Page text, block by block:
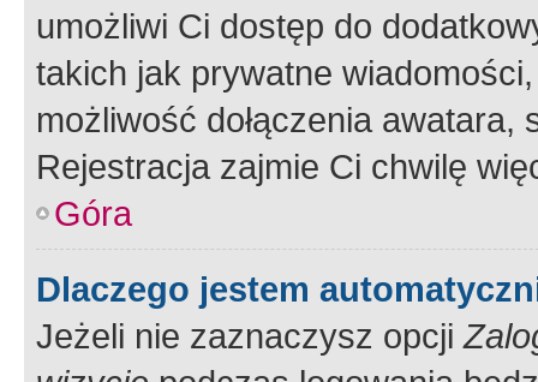
umożliwi Ci dostęp do
takich jak prywatne
możliwość dołączenia
Rejestracja zajmie Ci chwilę
Góra
Dlaczego jestem
Jeżeli nie zaznaczysz opcji